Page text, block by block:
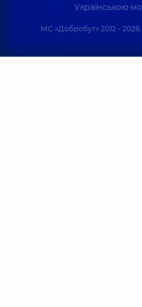
Українською
МС «Добробут» 2012 -